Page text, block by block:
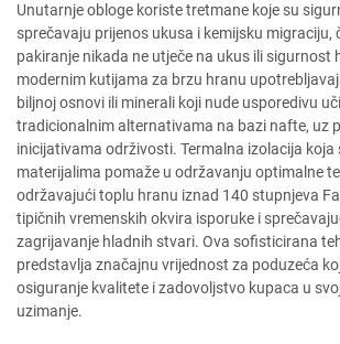
Unutarnje obloge koriste tretmane koje su
sprečavaju prijenos ukusa i kemijsku migraciju,
pakiranje nikada ne utječe na ukus ili sigurnost
modernim kutijama za brzu hranu
biljnoj osnovi ili minerali koji nude usporedivu
tradicionalnim alternativama na bazi nafte, uz
inicijativama održivosti. Termalna izolacija koja
materijalima pomaže u održavanju optimalne
održavajući toplu hranu iznad 140 stupnjeva
tipičnih vremenskih okvira isporuke i
zagrijavanje hladnih stvari. Ova sofisticirana
predstavlja značajnu vrijednost za poduzeća
osiguranje kvalitete i zadovoljstvo kupaca u
uzimanje.